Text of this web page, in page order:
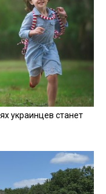
украинцев станет